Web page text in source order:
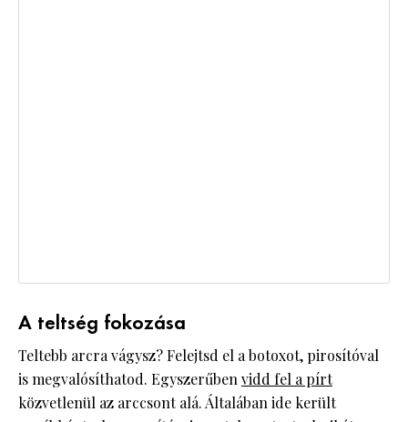
A teltség fokozása
Teltebb arcra vágysz? Felejtsd el a botoxot, pirosítóval
is megvalósíthatod. Egyszerűbenvidd fel a pírt
közvetlenül az arccsont alá. Általában ide került